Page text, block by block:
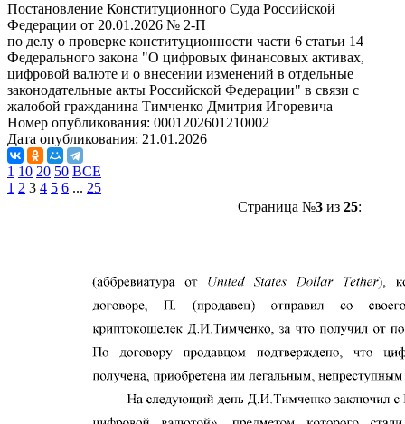
Постановление Конституционного Суда Российской
Федерации от 20.01.2026 № 2-П
по делу о проверке конституционности части 6 статьи 14
Федерального закона "О цифровых финансовых активах,
цифровой валюте и о внесении изменений в отдельные
законодательные акты Российской Федерации" в связи с
жалобой гражданина Тимченко Дмитрия Игоревича
Номер опубликования: 0001202601210002
Дата опубликования: 21.01.2026
1 10 20 50 ВСЕ
1 2 3 4 5 6 ... 25
Страница №3из 25: